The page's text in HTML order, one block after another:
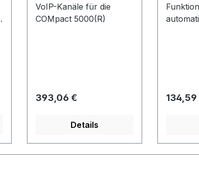
VoIP-Kanäle für die
COMpact 5000(R)
Regulärer Preis:
393,06 €
Details
134,59